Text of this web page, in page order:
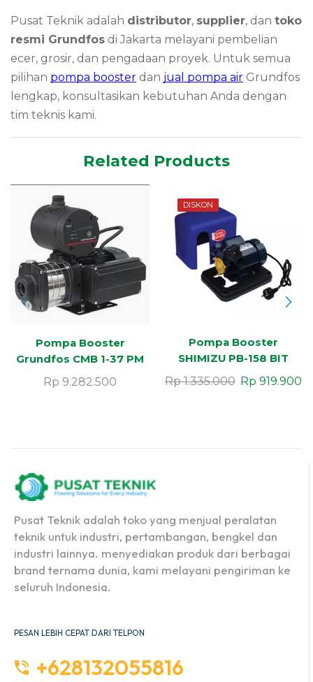
Pusat Teknik adalah distributor, supplier, dan toko
resmi Grundfos di Jakarta melayani pembelian
ecer, grosir, dan pengadaan proyek. Untuk semua
pilihan pompa booster dan jual pompa air Grundfos
lengkap, konsultasikan kebutuhan Anda dengan
tim teknis kami.
Related Products
Pompa Booster
Grundfos CMB 1-37 PM
1-15
Rp 9.282.500
DISKON
Pompa Booster
SHIMIZU PB-158 BIT
Rp1.335.000 Rp 919.900
Pusat Teknik adalah toko yang menjual peralatan
teknik untuk industri, pertambangan, bengkel dan
industri lainnya. menyediakan produk dari berbagai
brand ternama dunia, kami melayani pengiriman ke
seluruh Indonesia.
PESAN LEBIH CEPAT DARI TELPON
+628132055816